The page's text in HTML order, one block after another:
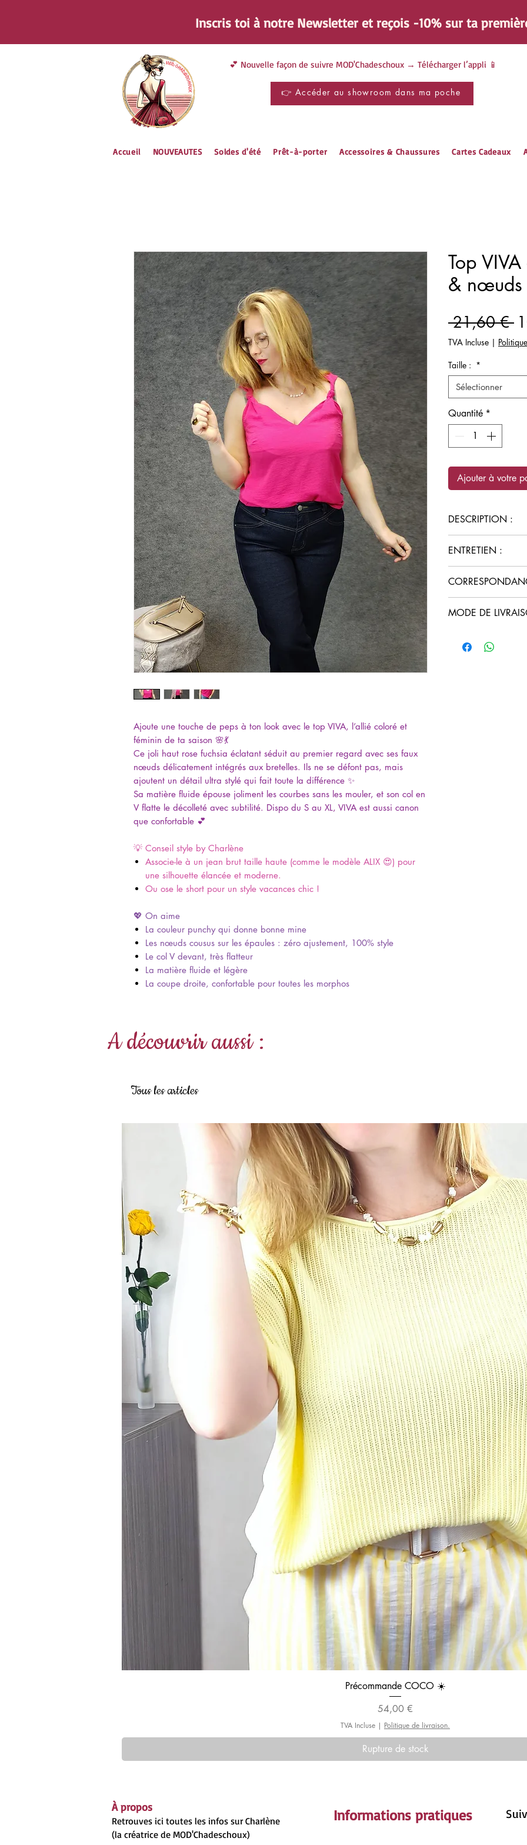
Inscris toi à notre Newsletter et reçois -10% sur ta
💕 Nouvelle façon de suivre MOD'Chadeschoux → Télécharger l’appli 📱
👉 Accéder au showroom dans ma poche
Accueil NOUVEAUTES Soldes d'été Prêt-à-porter Accessoires & Chaussures Cartes Cadeaux
Ajoute une touche de peps à ton look avec le top VIVA, l’allié coloré et
féminin de ta saison 🌸💃
Ce joli haut rose fuchsia éclatant séduit au premier regard avec ses faux
nœuds délicatement intégrés aux bretelles. Ils ne se défont pas, mais
ajoutent un détail ultra stylé qui fait toute la différence ✨
Sa matière fluide épouse joliment les courbes sans les mouler, et son col en
V flatte le décolleté avec subtilité. Dispo du S au XL, VIVA est aussi canon
que confortable 💕
💡 Conseil style by Charlène
Associe-le à un jean brut taille haute (comme le modèle ALIX 😍) pour
une silhouette élancée et moderne.
Ou ose le short pour un style vacances chic !
💖 On aime
La couleur punchy qui donne bonne mine
Les nœuds cousus sur les épaules : zéro ajustement, 100% style
Le col V devant, très flatteur
La matière fluide et légère
La coupe droite, confortable pour toutes les morphos
Top
& nœuds
21,60 €
TVA Incluse |
Taille : *
Sélectionner
Quantité *
Ajouter à votre
DESCRIPTION :
Bretelles larges
Col en V devant
Coupe fluide
Taille : S, M, L,
Composition :
ENTRETIEN :
Sèche
Parfait pour les
grand pour un top
au dessus.
MODE DE
Livraison 4 kms
A découvrir aussi :
Tous les articles
Aperçu rapide
Précommande COCO ☀️
Prix
54,00 €
TVA Incluse | Politique de livraison.
Rupture de stock
À propos
Retrouves ici toutes les infos sur Charlène
(la créatrice de MOD'Chadeschoux)
Informations pratiques